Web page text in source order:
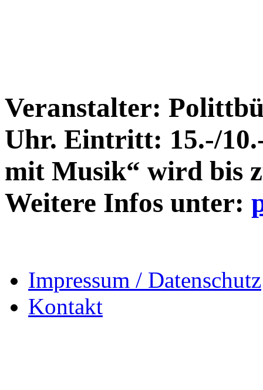
Veranstalter:
Uhr. Eintritt: 15.-/
mit Musik“ wird bis
Weitere Infos unter:
Impressum / Datenschutz
Kontakt